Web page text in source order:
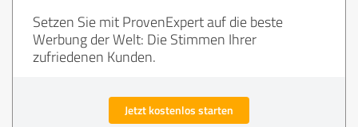
Setzen Sie mit ProvenExpert auf die beste
Werbung der Welt: Die Stimmen Ihrer
zufriedenen Kunden.
Jetzt kostenlos starten